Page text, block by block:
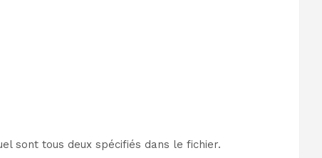
sont tous deux spécifiés dans le fichier.